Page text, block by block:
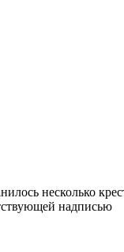
несколько
надписью